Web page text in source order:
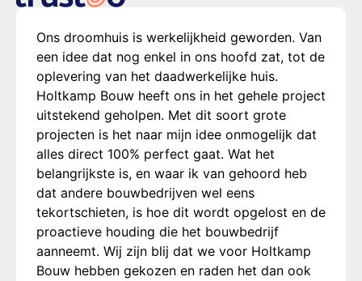
Ons droomhuis is werkelijkheid geworden. Van
een idee dat nog enkel in ons hoofd zat, tot de
oplevering van het daadwerkelijke huis.
Holtkamp Bouw heeft ons in het gehele project
uitstekend geholpen. Met dit soort grote
projecten is het naar mijn idee onmogelijk dat
alles direct 100% perfect gaat. Wat het
belangrijkste is, en waar ik van gehoord heb
dat andere bouwbedrijven wel eens
tekortschieten, is hoe dit wordt opgelost en de
proactieve houding die het bouwbedrijf
aanneemt. Wij zijn blij dat we voor Holtkamp
Bouw hebben gekozen en raden het dan ook